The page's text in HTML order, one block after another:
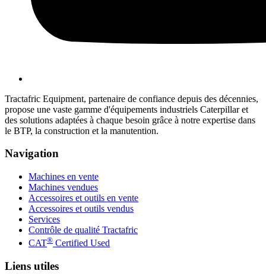
Tractafric Equipment, partenaire de confiance depuis des décennies,
propose une vaste gamme d'équipements industriels Caterpillar et
des solutions adaptées à chaque besoin grâce à notre expertise dans
le BTP, la construction et la manutention.
Navigation
Machines en vente
Machines vendues
Accessoires et outils en vente
Accessoires et outils vendus
Services
Contrôle de qualité Tractafric
CAT® Certified Used
Liens utiles